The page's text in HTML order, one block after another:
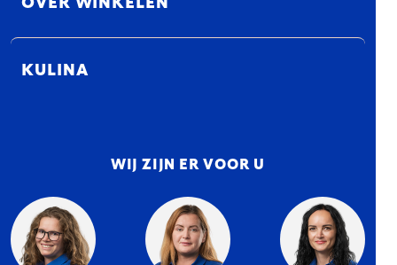
OVER WINKELEN
KULINA
WIJ ZIJN ER VOOR U